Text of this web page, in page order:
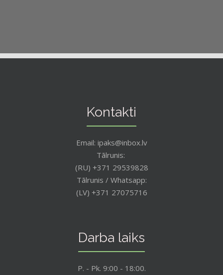
Kontakti
Email: ipaks@inbox.lv
Tālrunis:
(RU) +371 29539828
Tālrunis / Whatsapp:
(LV) +371 27075716
Darba laiks
P. - Pk. 9:00 - 18:00.